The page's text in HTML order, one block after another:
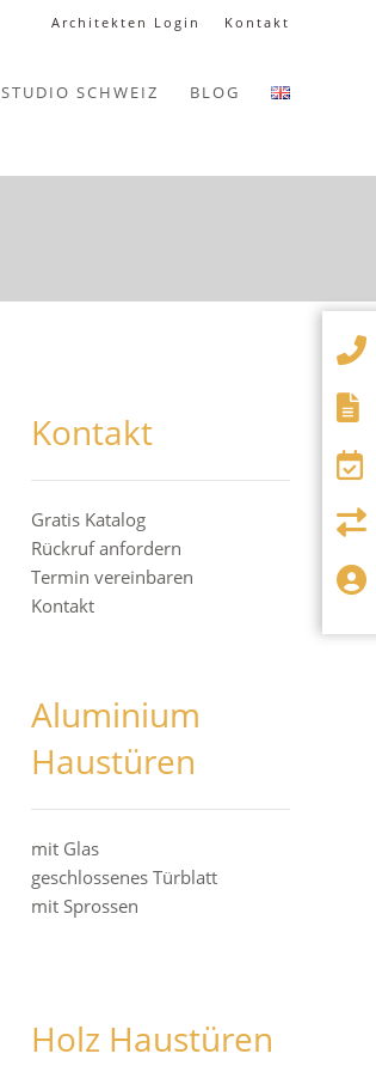
Architekten Login Kontakt
STUDIO SCHWEIZ BLOG
Kontakt
Gratis Katalog
Rückruf anfordern
Termin vereinbaren
Kontakt
Aluminium
Haustüren
mit Glas
geschlossenes Türblatt
mit Sprossen
Holz Haustüren